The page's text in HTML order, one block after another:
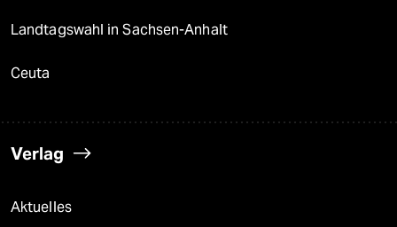
Landtagswahl in Sachsen-Anhalt
Ceuta
Verlag
Aktuelles